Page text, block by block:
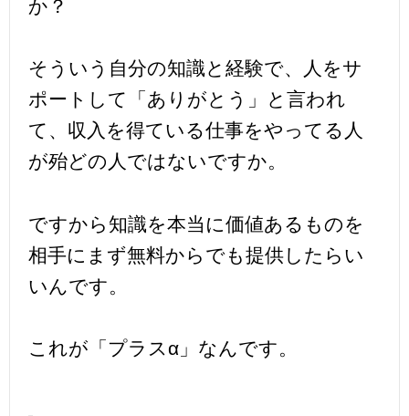
か？
そういう自分の知識と経験で、人をサ
ポートして「ありがとう」と言われ
て、収入を得ている仕事をやってる人
が殆どの人ではないですか。
ですから知識を本当に価値あるものを
相手にまず無料からでも提供したらい
いんです。
これが「プラスα」なんです。